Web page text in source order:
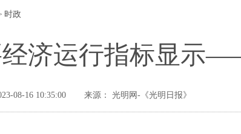
时政
经济运行指标显示
08-16 10:35:00 来源： 光明网-《光明日报》